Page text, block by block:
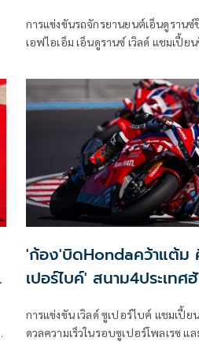
การแข่งขันรถจักรยานยนต์เอ็นดูราน
เอฟไอเอ็ม เอ็นดูรานซ์ เวิลด์ แชมเปี้ย
ที่ 47 มีกำหนดจัดขึ้นในวันที่ 3-5 กรก
เซอร์กิต ประเทศญี่ปุ่น โดยในปีนี้นับเ
ประวัติศาสตร์ที่มีนักแข่งไทยจาก “ฮอน
แลนด์” เข้าร่วมการแข่งขันพร้อมกันถึง
สมเกียรติ จันทรา และ “ชิพ” นครินท
'ก้อง'บิดHondaคว้าแต้ม
เปอร์ไบค์' สนาม4ประเทศ
การแข่งขัน เวิลด์ ซูเปอร์ไบค์ แชมเปี้
ดวลความเร็วในรอบซูเปอร์โพลเรซ แ